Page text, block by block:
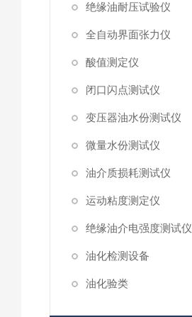
绝缘油耐压试验仪
全自动界面张力仪
酸值测定仪
闭口闪点测试仪
变压器油水份测试仪
微量水份测试仪
油介质损耗测试仪
运动粘度测定仪
绝缘油介电强度测试仪
油化检测设备
油化验类